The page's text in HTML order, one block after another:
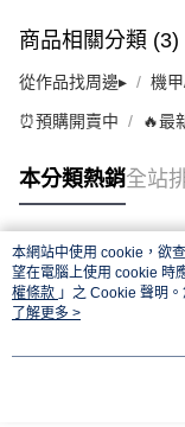
商品相關分類 (3)
從作品找周邊▸ 機
⏰預購開賣中 🔥最
本分類熱銷全站
熱門標籤
本網站中使用 cookie，欲
望在電腦上使用 cookie 時
權條款 」之 Cookie 聲明
用條款之 Cookie 聲明使用
了解更多 >